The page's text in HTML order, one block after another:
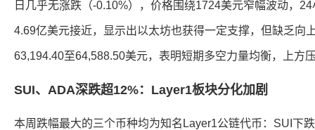
日几乎无涨跌（-0.10%），价格围绕1724美元窄幅波动，
4.69亿美元接近，显示出以太坊也获得一定支撑，但缺乏向
63,194.40至64,588.50美元，表明短期多空力量均衡，上方
SUI、ADA深跌超12%：Layer1板块分化加剧
本周跌幅最大的三个币种均为知名Layer1公链代币：SUI下